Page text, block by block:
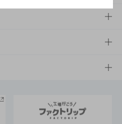
阪テナビリティ経営